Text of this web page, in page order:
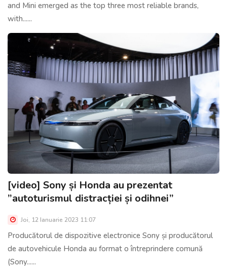
and Mini emerged as the top three most reliable brands,
with......
[video] Sony și Honda au prezentat
”autoturismul distracției și odihnei”
Joi, 12 Ianuarie 2023 11:07
Producătorul de dispozitive electronice Sony și producătorul
de autovehicule Honda au format o întreprindere comună
(Sony......